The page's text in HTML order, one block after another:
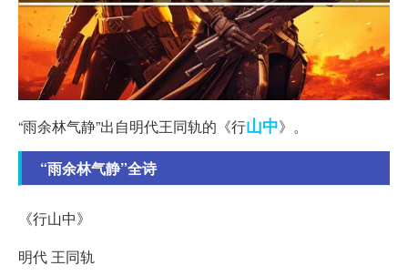
“雨余林气静”出自明代王同轨的《行山中》。
“雨余林气静”全诗
《行山中》
明代 王同轨